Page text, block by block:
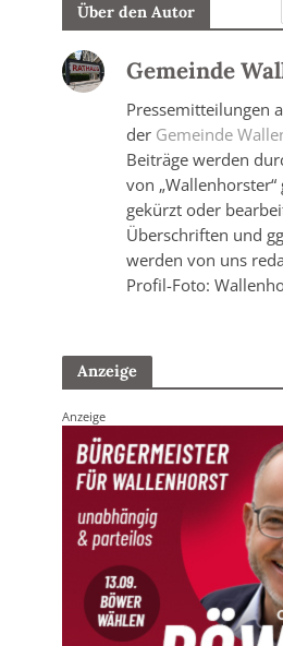
Über den Autor
Gemeinde
Pressemitteilungen
der Gemeinde
Beiträge werden
von
gekürzt oder
Überschriften und
werden von uns
Profil-Foto:
Anzeige
Anzeige